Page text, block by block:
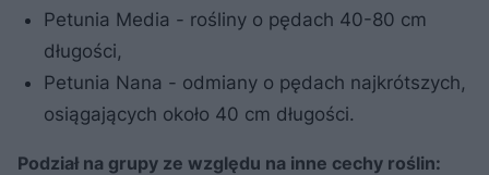
Petunia Media - rośliny o pędach 40-80 cm
długości,
Petunia Nana - odmiany o pędach najkrótszych,
osiągających około 40 cm długości.
Podział na grupy ze względu na inne cechy roślin: